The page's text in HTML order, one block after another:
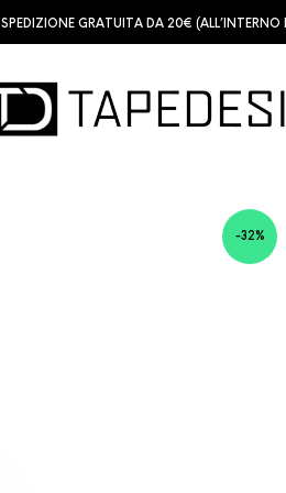
SPEDIZIONE GRATUITA DA 20€ (ALL’INTERNO
-32%